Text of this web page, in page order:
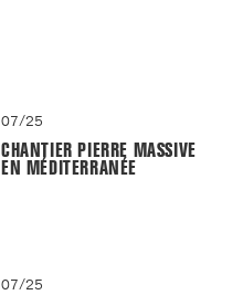
07/25
CHANTIER PIERRE MASSIVE
EN MÉDITERRANÉE
07/25